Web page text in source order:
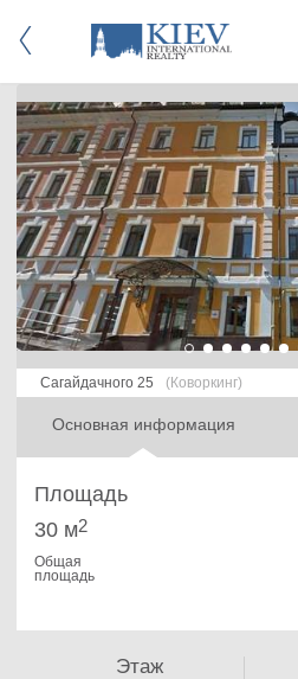
Сагайдачного 25 (Коворкинг)
Основная информация
Площадь
30 м2
Общая
площадь
Этаж